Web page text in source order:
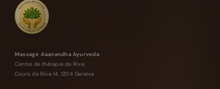
Massage Aaanandha Ayurveda
Centre de thérapie de Rive.
Cours de Rive 14, 1204 Geneva